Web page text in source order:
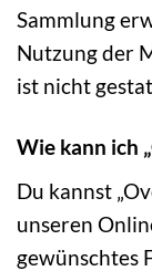
Sammlung
Nutzung der
ist nicht
Wie kann ich
Du kannst
unseren
gewünschtes